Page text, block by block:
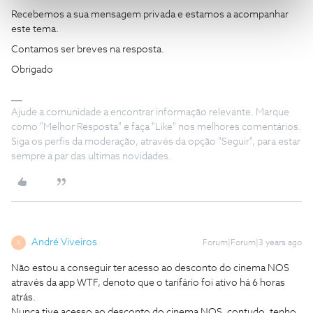
Recebemos a sua mensagem privada e estamos a acompanhar
este tema.
Contamos ser breves na resposta.
Obrigado
Ajude a comunidade a encontrar informação relevante. Marque
como "Melhor Resposta" e faça "Like" nos melhores comentários.
Siga os perfis da moderação, através da opção "Seguir", para estar
sempre a par das ultimas novidades.
A André Viveiros Forum|Forum|3 years ago
Não estou a conseguir ter acesso ao desconto do cinema NOS
através da app WTF, denoto que o tarifário foi ativo há 6 horas
atrás.